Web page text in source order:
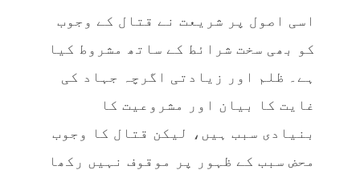
اسی اصول پر شریعت نے قتال کے وجوب
کو بھی سخت شرائط کے ساتھ مشروط کیا
ہے۔ ظلم اور زیادتی اگرچہ جہاد کی
غایت کا بیان اور مشروعیت کا
بنیادی سبب ہیں، لیکن قتال کا وجوب
محض سبب کے ظہور پر موقوف نہیں رکھا